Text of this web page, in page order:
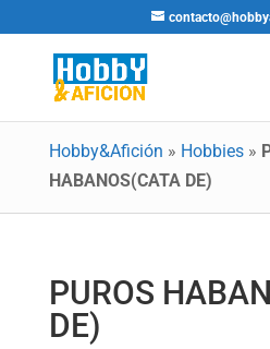
Hobby&Afición » Hobbies»
HABANOS(CATA DE)
PUROS
DE)